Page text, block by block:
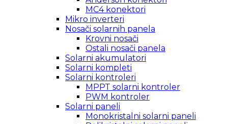
MC4 konektori
Mikro inverteri
Nosači solarnih panela
Krovni nosači
Ostali nosači panela
Solarni akumulatori
Solarni kompleti
Solarni kontroleri
MPPT solarni kontroler
PWM kontroler
Solarni paneli
Monokristalni solarni paneli